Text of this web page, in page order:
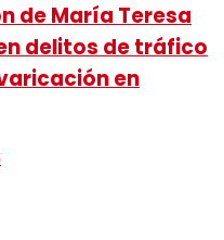
de María Teresa
delitos de tráfico
en